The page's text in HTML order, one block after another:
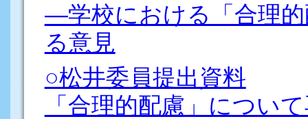
―学校における「合理
る意見
○松井委員提出資料
「合理的配慮」につい